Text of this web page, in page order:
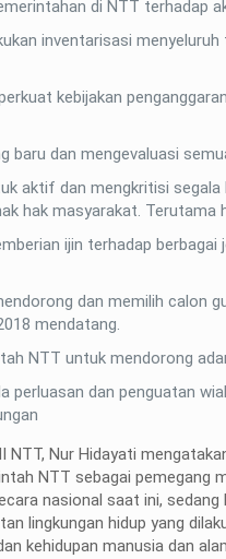
di NTT terhadap
inventarisasi
kebijakan
baru dan mengevaluasi
aktif dan mengkritisi
hak masyarakat. Terutama
ijin terhadap
dan memilih calon
mendatang.
NTT untuk mendorong
perluasan dan penguatan
Nur Hidayati
NTT sebagai pemegang
nasional saat ini,
lingkungan hidup yang
kehidupan manusia dan